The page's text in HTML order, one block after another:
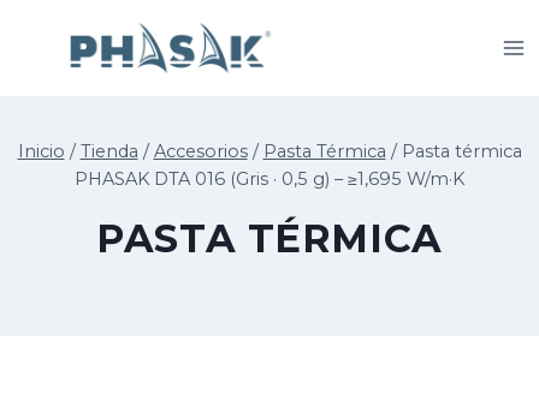
Inicio / Tienda / Accesorios / Pasta Térmica / Pasta térmica
PHASAK DTA 016 (Gris · 0,5 g) – ≥1,695 W/m·K
PASTA TÉRMICA